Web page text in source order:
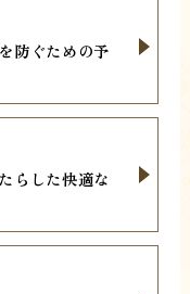
防ぐための予
らした快適な